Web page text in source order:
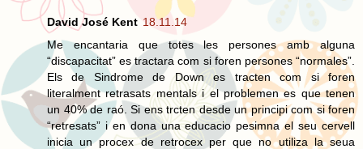
David José Kent 18.11.14
Me encantaria que totes les persones amb alguna
“discapacitat” es tractara com si foren persones “normales”.
Els de Sindrome de Down es tracten com si foren
literalment retrasats mentals i el problemen es que tenen
un 40% de raó. Si ens trcten desde un principi com si foren
“retresats” i en dona una educacio pesimna el seu cervell
inicia un procex de retrocex per que no utiliza la seua